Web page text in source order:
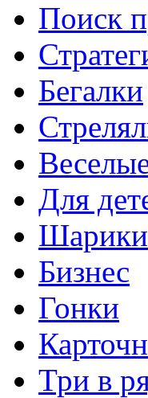
Поиск
Бегалки
Для
Шарики
Бизнес
Гонки
Три в